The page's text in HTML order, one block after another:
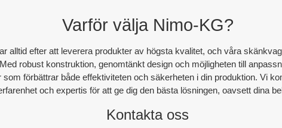
Varför välja Nimo-KG?
alltid efter att leverera produkter av högsta kvalitet, och våra
robust konstruktion, genomtänkt design och möjligheten till
som förbättrar både effektiviteten och säkerheten i din produktion. Vi
och expertis för att ge dig den bästa lösningen, oavsett dina
Kontakta oss